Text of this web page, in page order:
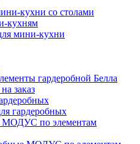
кухни со столами
кухням
мини-кухни
гардеробной Белла
заказ
гардеробных
МОДУС по элементам